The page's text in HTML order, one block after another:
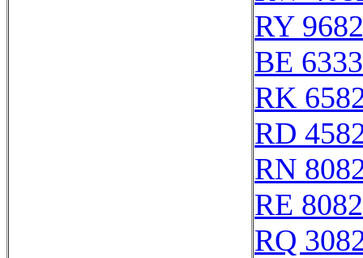
RY
BE 6333
RK
RD
RN
RE
RQ